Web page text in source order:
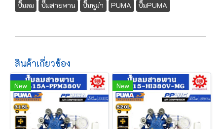
ปั๊มลม ปั๊มสายพาน ปั๊มพูม่า PUMA ปั๊มPUMA
สินค้าเกี่ยวข้อง
New New